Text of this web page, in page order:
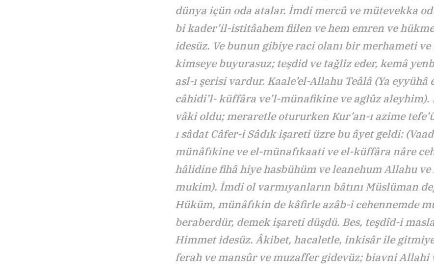
dünya içün oda atalar. İmdi mercû ve mütevekka
bi kader’il-istitâahem fiilen ve hem emren ve
idesüz. Ve bunun gibiye raci olanı bir merhameti ve
kimseye buyurasuz; teşdid ve tağliz eder, kemâ
asl-ı şerisi vardur. Kaale’el-Allahu Teâlâ (Ya
câhidi’l- küffâra ve’l-münafikine ve aglûz aleyhim).
vâki oldu; meraretle otururken Kur’an-ı azime
ı sâdat Câfer-i Sâdık işareti üzre bu âyet geldi:
münâfıkine ve el-münafıkaati ve el-küffâra nâre
hâlidine fihâ hiye hasbühüm ve leanehum Allahu
mukim). İmdi ol varmıyanların bâtını Müslüman
Hüküm, münâfıkin de kâfirle azâb-i cehennemde
beraberdür, demek işareti düşdü. Bes, teşdîd-i
Himmet idesüz. Âkibet, hacaletle, inkisâr ile
ferah ve mansûr ve muzaffer gidevüz; biavni Allahi